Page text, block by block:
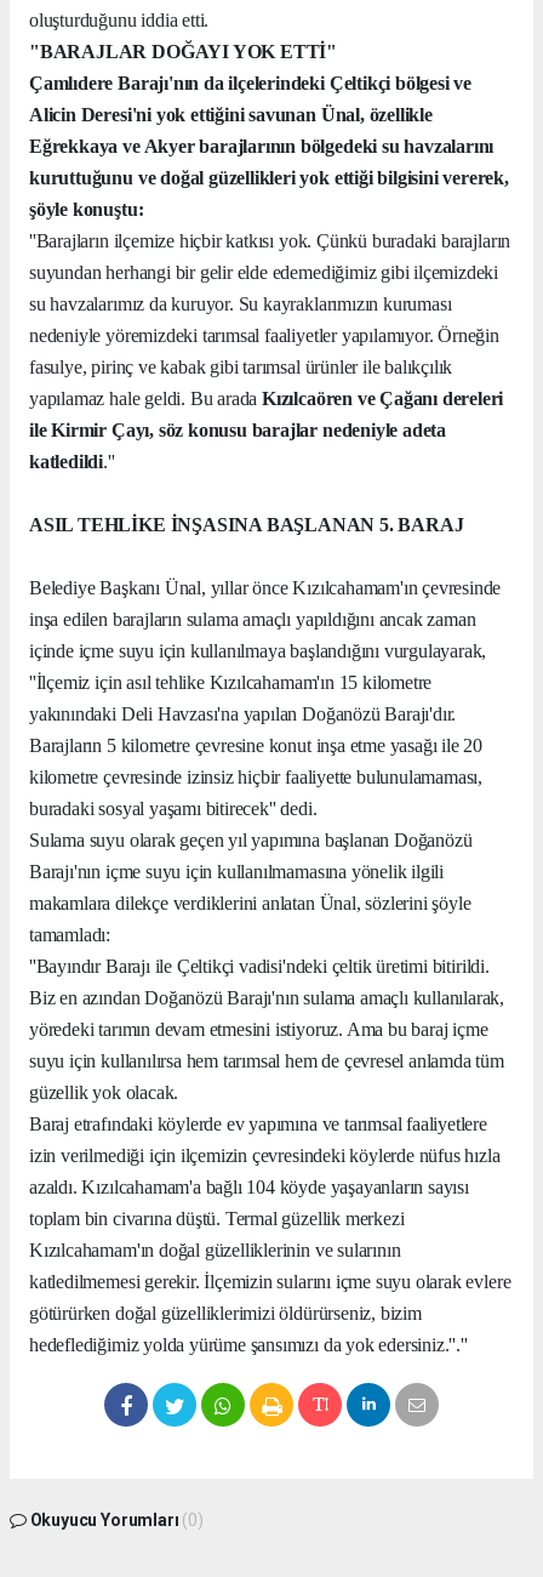
oluşturduğunu iddia etti.
"BARAJLAR DOĞAYI YOK ETTİ"
Çamlıdere Barajı'nın da ilçelerindeki Çeltikçi bölgesi ve
Alicin Deresi'ni yok ettiğini savunan Ünal, özellikle
Eğrekkaya ve Akyer barajlarının bölgedeki su havzalarını
kuruttuğunu ve doğal güzellikleri yok ettiği bilgisini vererek,
şöyle konuştu:
''Barajların ilçemize hiçbir katkısı yok. Çünkü buradaki barajların
suyundan herhangi bir gelir elde edemediğimiz gibi ilçemizdeki
su havzalarımız da kuruyor. Su kayraklarımızın kuruması
nedeniyle yöremizdeki tarımsal faaliyetler yapılamıyor. Örneğin
fasulye, pirinç ve kabak gibi tarımsal ürünler ile balıkçılık
yapılamaz hale geldi. Bu aradaKızılcaören ve Çağanı dereleri
ile Kirmir Çayı, söz konusu barajlar nedeniyle adeta
katledildi.''
ASIL TEHLİKE İNŞASINA BAŞLANAN 5. BARAJ
Belediye Başkanı Ünal, yıllar önce Kızılcahamam'ın çevresinde
inşa edilen barajların sulama amaçlı yapıldığını ancak zaman
içinde içme suyu için kullanılmaya başlandığını vurgulayarak,
''İlçemiz için asıl tehlike Kızılcahamam'ın 15 kilometre
yakınındaki Deli Havzası'na yapılan Doğanözü Barajı'dır.
Barajların 5 kilometre çevresine konut inşa etme yasağı ile 20
kilometre çevresinde izinsiz hiçbir faaliyette bulunulamaması,
buradaki sosyal yaşamı bitirecek'' dedi.
Sulama suyu olarak geçen yıl yapımına başlanan Doğanözü
Barajı'nın içme suyu için kullanılmamasına yönelik ilgili
makamlara dilekçe verdiklerini anlatan Ünal, sözlerini şöyle
tamamladı:
''Bayındır Barajı ile Çeltikçi vadisi'ndeki çeltik üretimi bitirildi.
Biz en azından Doğanözü Barajı'nın sulama amaçlı kullanılarak,
yöredeki tarımın devam etmesini istiyoruz. Ama bu baraj içme
suyu için kullanılırsa hem tarımsal hem de çevresel anlamda tüm
güzellik yok olacak.
Baraj etrafındaki köylerde ev yapımına ve tarımsal faaliyetlere
izin verilmediği için ilçemizin çevresindeki köylerde nüfus hızla
azaldı. Kızılcahamam'a bağlı 104 köyde yaşayanların sayısı
toplam bin civarına düştü. Termal güzellik merkezi
Kızılcahamam'ın doğal güzelliklerinin ve sularının
katledilmemesi gerekir. İlçemizin sularını içme suyu olarak evlere
götürürken doğal güzelliklerimizi öldürürseniz, bizim
hedeflediğimiz yolda yürüme şansımızı da yok edersiniz.''.''
Okuyucu Yorumları (0)